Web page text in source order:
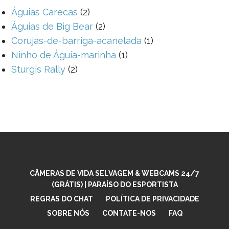
Águias Carecas (2)
Águias de Big Bear(2)
Corujas-de-barriga-acanelada (1)
Ninho de Águia-marinha (1)
Sturgis Rally(2)
CÂMERAS DE VIDA SELVAGEM & WEBCAMS 24/7
(GRÁTIS) | PARAÍSO DO ESPORTISTA
REGRAS DO CHAT
POLÍTICA DE PRIVACIDADE
SOBRE NÓS
CONTATE-NOS FAQ